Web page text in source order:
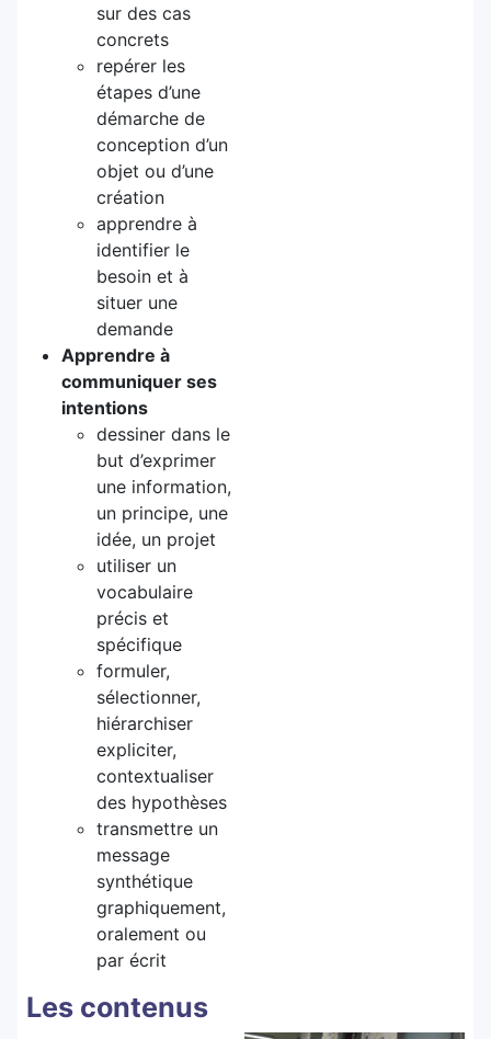
sur des cas
concrets
repérer les
étapes d’une
démarche de
conception d’un
objet ou d’une
création
apprendre à
identifier le
besoin et à
situer une
demande
Apprendre à
communiquer ses
intentions
dessiner dans le
but d’exprimer
une information,
un principe, une
idée, un projet
utiliser un
vocabulaire
précis et
spécifique
formuler,
sélectionner,
hiérarchiser
expliciter,
contextualiser
des hypothèses
transmettre un
message
synthétique
graphiquement,
oralement ou
par écrit
Les contenus